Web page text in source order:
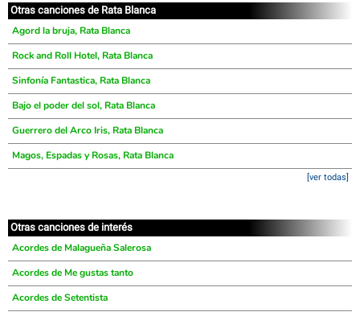
Otras canciones de Rata Blanca
Agord la bruja, Rata Blanca
Rock and Roll Hotel, Rata Blanca
Sinfonía Fantastica, Rata Blanca
Bajo el poder del sol, Rata Blanca
Guerrero del Arco Iris, Rata Blanca
Magos, Espadas y Rosas, Rata Blanca
[ver todas]
Otras canciones de interés
Acordes de Malagueña Salerosa
Acordes de Me gustas tanto
Acordes de Setentista